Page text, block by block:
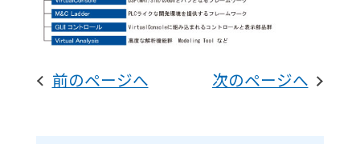
前のページへ 次のページへ